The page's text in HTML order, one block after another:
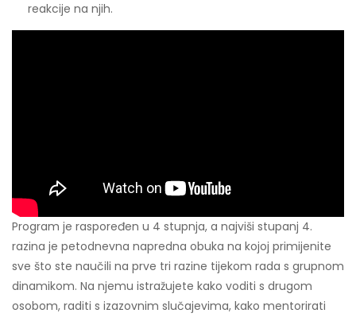
reakcije na njih.
Program je raspoređen u 4 stupnja, a najviši stupanj 4.
razina je petodnevna napredna obuka na kojoj primijenite
sve što ste naučili na prve tri razine tijekom rada s grupnom
dinamikom. Na njemu istražujete kako voditi s drugom
osobom, raditi s izazovnim slučajevima, kako mentorirati